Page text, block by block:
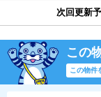
次回更新
この
この物件